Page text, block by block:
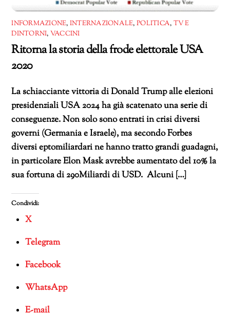
INFORMAZIONE, INTERNAZIONALE, POLITICA, TV E
DINTORNI, VACCINI
Ritorna la storia della frode elettorale USA
2020
La schiacciante vittoria di Donald Trump alle elezioni
presidenziali USA 2024 ha già scatenato una serie di
conseguenze. Non solo sono entrati in crisi diversi
governi (Germania e Israele), ma secondo Forbes
diversi eptomiliardari ne hanno tratto grandi guadagni,
in particolare Elon Mask avrebbe aumentato del 10% la
sua fortuna di 290Miliardi di USD. Alcuni […]
Condividi:
X
Telegram
Facebook
WhatsApp
E-mail